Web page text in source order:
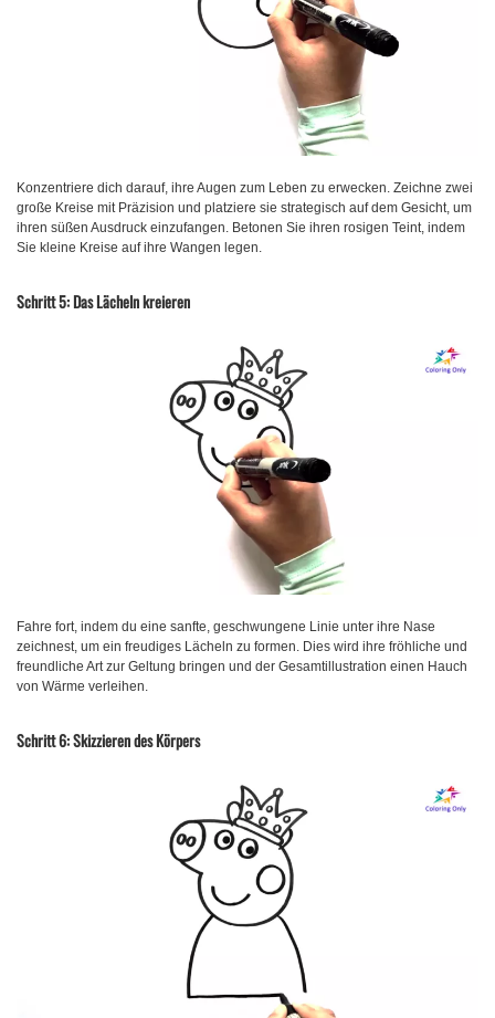
Konzentriere dich darauf, ihre Augen zum Leben zu erwecken. Zeichne zwei
große Kreise mit Präzision und platziere sie strategisch auf dem Gesicht, um
ihren süßen Ausdruck einzufangen. Betonen Sie ihren rosigen Teint, indem
Sie kleine Kreise auf ihre Wangen legen.
Schritt 5: Das Lächeln kreieren
Fahre fort, indem du eine sanfte, geschwungene Linie unter ihre Nase
zeichnest, um ein freudiges Lächeln zu formen. Dies wird ihre fröhliche und
freundliche Art zur Geltung bringen und der Gesamtillustration einen Hauch
von Wärme verleihen.
Schritt 6: Skizzieren des Körpers